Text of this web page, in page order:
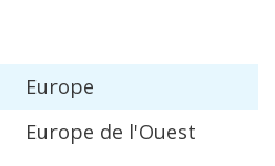
Europe
Europe de l'Ouest